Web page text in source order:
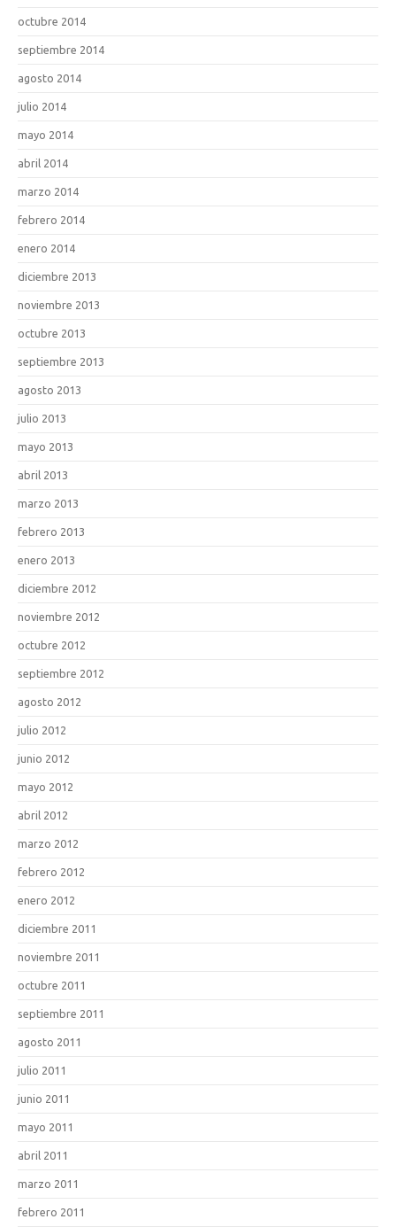
octubre 2014
septiembre 2014
agosto 2014
julio 2014
mayo 2014
abril 2014
marzo 2014
febrero 2014
enero 2014
diciembre 2013
noviembre 2013
octubre 2013
septiembre 2013
agosto 2013
julio 2013
mayo 2013
abril 2013
marzo 2013
febrero 2013
enero 2013
diciembre 2012
noviembre 2012
octubre 2012
septiembre 2012
agosto 2012
julio 2012
junio 2012
mayo 2012
abril 2012
marzo 2012
febrero 2012
enero 2012
diciembre 2011
noviembre 2011
octubre 2011
septiembre 2011
agosto 2011
julio 2011
junio 2011
mayo 2011
abril 2011
marzo 2011
febrero 2011